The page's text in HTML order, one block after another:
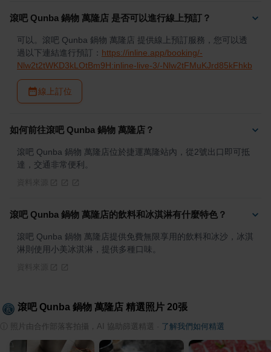
滾吧 Qunba 鍋物 萬隆店 是否可以進行線上預訂？
可以。滾吧 Qunba 鍋物 萬隆店 提供線上預訂服務，您可以透
過以下連結進行預訂： https://inline.app/booking/-
Nlw2t2tWKD3kLOtBm9H:inline-live-3/-Nlw2tFMuKJrd85kFhkb
線上訂位
如何前往滾吧 Qunba 鍋物 萬隆店？
滾吧 Qunba 鍋物 萬隆店位於捷運萬隆站內，從2號出口即可抵
達，交通非常便利。
滾吧 Qunba 鍋物 萬隆店的飲料和冰淇淋有什麼特色？
滾吧 Qunba 鍋物 萬隆店提供免費無限享用的飲料和冰沙，冰淇
淋則使用小美冰淇淋，提供多種口味。
滾吧 Qunba 鍋物 萬隆店 精選照片 20張
照片由合作部落客拍攝，AI 協助篩選精選 了解我們如何精選